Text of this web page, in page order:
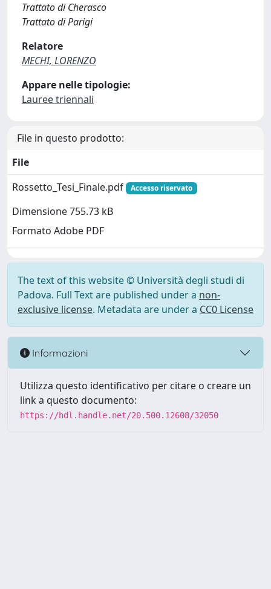
Trattato di Cherasco
Trattato di Parigi
Relatore
MECHI, LORENZO
Appare nelle tipologie:
Lauree triennali
File in questo prodotto:
File
Rossetto_Tesi_Finale.pdf
Accesso riservato
Dimensione 755.73 kB
Formato Adobe PDF
The text of this website © Università degli studi di
Padova. Full Text are published under a non-
exclusive license. Metadata are under a CC0 License
Informazioni
Utilizza questo identificativo per citare o creare un
link a questo documento:
https://hdl.handle.net/20.500.12608/32050